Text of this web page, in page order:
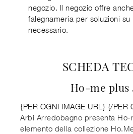
negozio. Il negozio offre
falegnameria per soluzioni su
necessario.
SCHEDA
Ho-me plus
{PER OGNI IMAGE URL} {/PER
Arbi Arredobagno presenta
elemento della collezione